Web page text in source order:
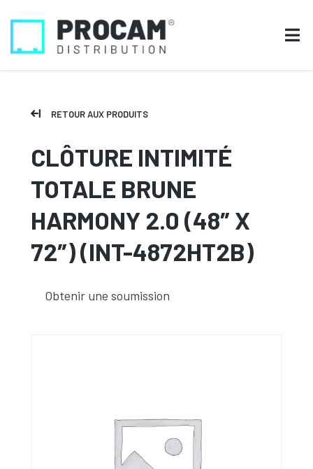
RETOUR AUX PRODUITS
CLÔTURE INTIMITÉ
TOTALE BRUNE
HARMONY 2.0 (48″ X
72″) (INT-4872HT2B)
Obtenir une soumission